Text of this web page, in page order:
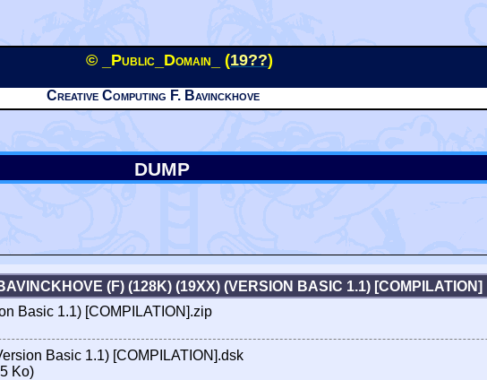
© _Public_Domain_ (19??)
Creative Computing F. Bavinckhove
DUMP
(F) (128K) (19XX) (VERSION BASIC 1.1) [COMPILATION]
Basic 1.1) [COMPILATION].zip
Basic 1.1) [COMPILATION].dsk
Ko)